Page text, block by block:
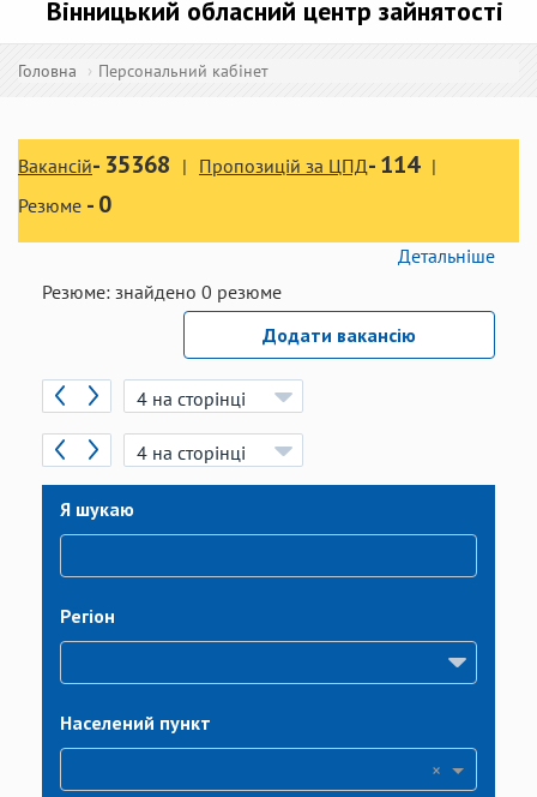
Вінницький обласний центр зайнятості
Головна Персональний кабінет
Вакансій- 35368 Пропозицій за ЦПД-114
Резюме -0
Детальніше
Резюме: знайдено 0 резюме
Додати вакансію
Я шукаю
Регіон
Населений пункт
×